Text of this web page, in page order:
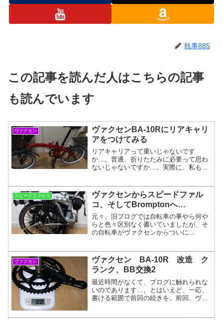
執事885
この記事を読んだ人はこちらの記事
も読んでいます
ヴァクセン
ヴァクセンBA‐10Rにリアキャリ
アをつけてみる
リアキャリアって重いじゃないです
か…。普通、折りたたみに必要って思わ
ないじゃないですか…。実際に、私も前
ね…。そういうわけじゃないんです
が…。ほら、あるじゃないですか、そ
の...
スピードファルコ
ヴァクセンからスピードファル
コ、そしてBromptonへ…
元々、旧ブログでは自転車の事やら何や
らと色々区別なく書いていましたが、そ
の自転車がヴァクセンからついに
車に興味を持って、まず手頃なものを、
と思って購入したヴァク...
ヴァクセン
ヴァクセン BA‐10R 改造 ク
ランク、BB交換2
最近時間がなくて、ブログに触れられな
いのであります…。とはいえど、一応、
書ける範囲で前回の続きを。前回、ヴァ